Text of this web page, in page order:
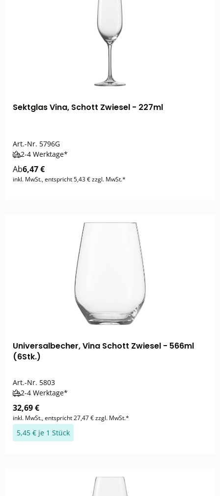
Sektglas Vina, Schott Zwiesel - 227ml
Art.-Nr. 5796G
2-4 Werktage*
Ab6,47 €
inkl. MwSt., entspricht 5,43 € zzgl. MwSt.*
Universalbecher, Vina Schott Zwiesel - 566ml
(6Stk.)
Art.-Nr. 5803
2-4 Werktage*
32,69 €
inkl. MwSt., entspricht 27,47 € zzgl. MwSt.*
5,45 € je 1 Stück